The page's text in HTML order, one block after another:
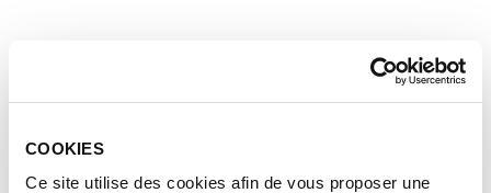
COOKIES
Ce site utilise des cookies afin de vous proposer une